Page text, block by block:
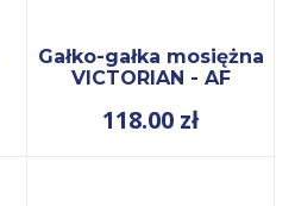
Gałko-gałka mosiężna
VICTORIAN - AF
118.00 zł